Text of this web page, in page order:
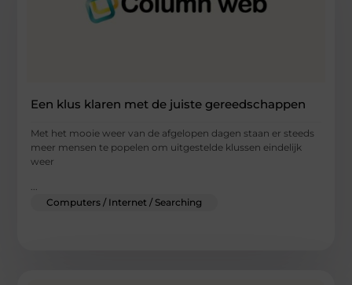
Een klus klaren met de juiste gereedschappen
Met het mooie weer van de afgelopen dagen staan er steeds
meer mensen te popelen om uitgestelde klussen eindelijk
weer
...
Computers / Internet / Searching